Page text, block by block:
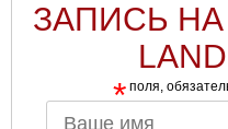
ЗАПИСЬ
* поля,